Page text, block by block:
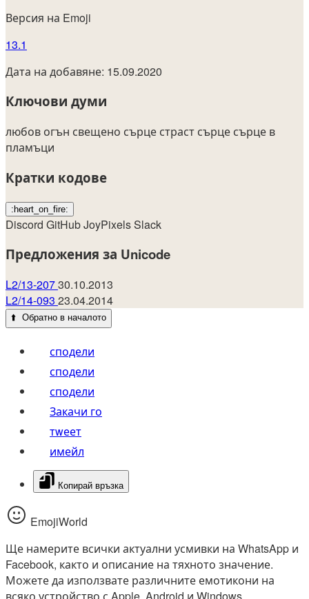
Версия на Emoji
13.1
Дата на добавяне: 15.09.2020
Ключови думи
любов огън свещено сърце страст сърце сърце в
пламъци
Кратки кодове
:heart_on_fire:
Discord GitHubJoyPixelsSlack
Предложения за Unicode
L2/13-20730.10.2013
L2/14-093 23.04.2014
⬆️ Обратно в началото
сподели
сподели
сподели
Закачи го
тwеет
имейл
Копирай връзка
EmojiWorld
Ще намерите всички актуални усмивки на WhatsApp и
Facebook, както и описание на тяхното значение.
Можете да използвате различните емотикони на